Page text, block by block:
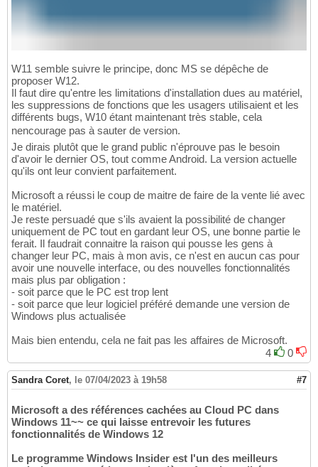
W11 semble suivre le principe, donc MS se dépêche de
proposer W12.
Il faut dire qu'entre les limitations d'installation dues au matériel,
les suppressions de fonctions que les usagers utilisaient et les
différents bugs, W10 étant maintenant très stable, cela
nencourage pas à sauter de version.
Je dirais plutôt que le grand public n'éprouve pas le besoin
d'avoir le dernier OS, tout comme Android. La version actuelle
qu'ils ont leur convient parfaitement.
Microsoft a réussi le coup de maitre de faire de la vente lié avec
le matériel.
Je reste persuadé que s'ils avaient la possibilité de changer
uniquement de PC tout en gardant leur OS, une bonne partie le
ferait. Il faudrait connaitre la raison qui pousse les gens à
changer leur PC, mais à mon avis, ce n'est en aucun cas pour
avoir une nouvelle interface, ou des nouvelles fonctionnalités
mais plus par obligation :
- soit parce que le PC est trop lent
- soit parce que leur logiciel préféré demande une version de
Windows plus actualisée
Mais bien entendu, cela ne fait pas les affaires de Microsoft.
4
0
Sandra Coret, le 07/04/2023 à 19h58 #7
Microsoft a des références cachées au Cloud PC dans
Windows 11~~ ce qui laisse entrevoir les futures
fonctionnalités de Windows 12
Le programme Windows Insider est l'un des meilleurs